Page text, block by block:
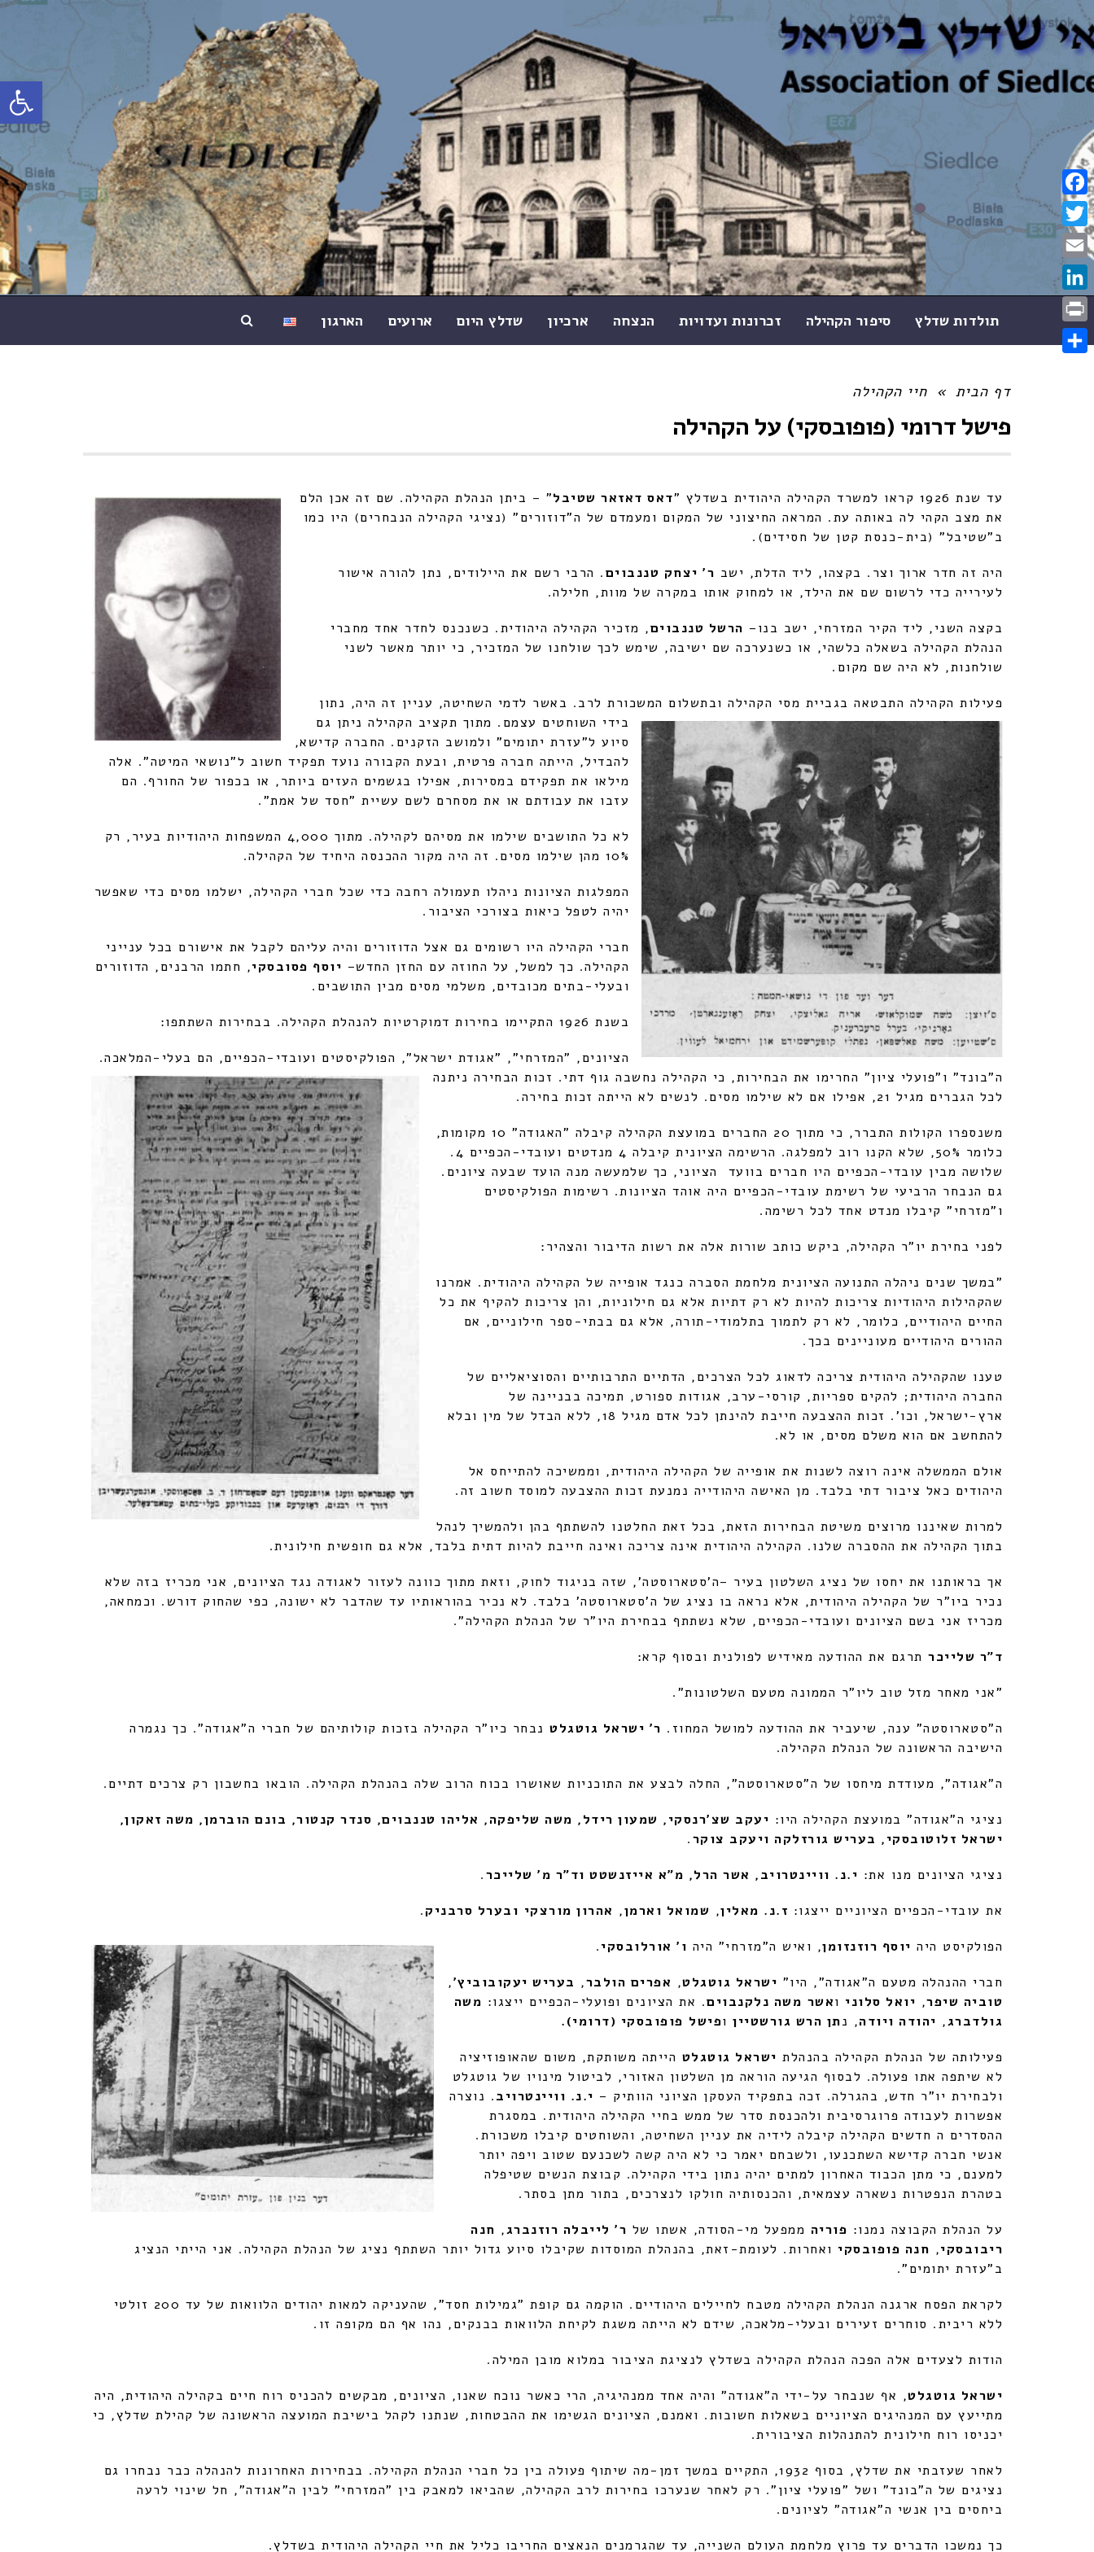
פתח
תולדות שדלץ סיפור הקהילה זכרונות ועדויות הנצחה ארכיון שדלץ היום ארועים הארגון
דף הבית » חיי הקהילה
פישל דרומי (פופובסקי) על הקהילה
עד שנת 1926 קראו למשרד הקהילה היהודית בשדלץ " דאס דאזאר שטיבל" – ביתן הנהלת הקהילה. שם זה אכן הלם
את מצב הקהי לה באותה עת. המראה החיצוני של המקום ומעמדם של ה"דוזורים" (נציגי הקהילה הנבחרים) היו כמו
ב"שטיבל" (בית-כנסת קטן של חסידים).
היה זה חדר ארוך וצר. בקצהו, ליד הדלת, ישב ר' יצחק טננבוים. הרבי רשם את היילודים, נתן להורה אישור
לעירייה כדי לרשום שם את הילד, או למחוק אותו במקרה של מוות, חלילה.
בקצה השני, ליד הקיר המזרחי, ישב בנו– הרשל טננבוים, מזכיר הקהילה היהודית. כשנכנס לחדר אחד מחברי
הנהלת הקהילה בשאלה כלשהי, או כשנערכה שם ישיבה, שימש לכך שולחנו של המזכיר, כי יותר מאשר לשני
שולחנות, לא היה שם מקום.
פעילות הקהילה התבטאה בגביית מסי הקהילה ובתשלום המשכורת לרב. באשר לדמי השחיטה, עניין זה היה, נתון
בידי השוחטים עצמם. מתוך תקציב הקהילה ניתן גם
סיוע ל"עזרת יתומים" ולמושב הזקנים. החברה קדישא,
להבדיל, הייתה חברה פרטית, ובעת הקבורה נועד תפקיד חשוב ל"נושאי המיטה". אלה
מילאו את תפקידם במסירות, אפילו בגשמים העזים ביותר, או בכפור של החורף. הם
עזבו את עבודתם או את מסחרם לשם עשיית "חסד של אמת".
לא כל התושבים שילמו את מסיהם לקהילה. מתוך 4,000 המשפחות היהודיות בעיר, רק
10% מהן שילמו מסים. זה היה מקור ההכנסה היחיד של הקהילה.
המפלגות הציונות ניהלו תעמולה רחבה כדי שכל חברי הקהילה, ישלמו מסים כדי שאפשר
יהיה לטפל כיאות בצורכי הציבור.
חברי הקהילה היו רשומים גם אצל הדוזורים והיה עליהם לקבל את אישורם בכל ענייני
הקהילה. כך למשל, על החוזה עם החזן החדש– יוסף פסובסקי, חתמו הרבנים, הדוזורים
ובעלי-בתים מכובדים, משלמי מסים מבין התושבים.
בשנת 1926 התקיימו בחירות דמוקרטיות להנהלת הקהילה. בבחירות השתתפו:
הציונים, "המזרחי", "אגודת ישראל", הפולקיסטים ועובדי-הכפיים, הם בעלי-המלאכה.
ה"בונד" ו"פועלי ציון" החרימו את הבחירות, כי הקהילה נחשבה גוף דתי. זכות הבחירה ניתנה
לכל הגברים מגיל 21, אפילו אם לא שילמו מסים. לנשים לא הייתה זכות בחירה.
משנספרו הקולות התברר, כי מתוך 20 החברים במועצת הקהילה קיבלה "האגודה" 10 מקומות,
כלומר 50%, שלא הקנו רוב למפלגה. הרשימה הציונית קיבלה 4 מנדטים ועובדי-הכפיים 4.
שלושה מבין עובדי-הכפיים היו חברים בוועד הציוני, כך שלמעשה מנה הועד שבעה ציונים.
גם הנבחר הרביעי של רשימת עובדי-הכפיים היה אוהד הציונות. רשימות הפולקיסטים
ו"מזרחי" קיבלו מנדט אחד לכל רשימה.
לפני בחירת יו"ר הקהילה, ביקש כותב שורות אלה את רשות הדיבור והצהיר:
"במשך שנים ניהלה התנועה הציונית מלחמת הסברה כנגד אופייה של הקהילה היהודית. אמרנו
שהקהילות היהודיות צריכות להיות לא רק דתיות אלא גם חילוניות, והן צריכות להקיף את כל
החיים היהודיים, כלומר, לא רק לתמוך בתלמודי-תורה, אלא גם בבתי-ספר חילוניים, אם
ההורים היהודיים מעוניינים בכך.
טענו שהקהילה היהודית צריכה לדאוג לכל הצרכים, הדתיים התרבותיים והסוציאליים של
החברה היהודית; להקים ספריות, קורסי-ערב, אגודות ספורט, תמיכה בבניינה של
ארץ-ישראל, וכו'. זכות ההצבעה חייבת להינתן לכל אדם מגיל 18, ללא הבדל של מין ובלא
להתחשב אם הוא משלם מסים, או לא.
אולם הממשלה אינה רוצה לשנות את אופייה של הקהילה היהודית, וממשיכה להתייחס אל
היהודים כאל ציבור דתי בלבד. מן האישה היהודייה נמנעת זכות ההצבעה למוסד חשוב זה.
למרות שאיננו מרוצים משיטת הבחירות הזאת, בכל זאת החלטנו להשתתף בהן ולהמשיך לנהל
בתוך הקהילה את ההסברה שלנו. הקהילה היהודית אינה צריכה ואינה חייבת להיות דתית בלבד, אלא גם חופשית חילונית.
אך בראותנו את יחסו של נציג השלטון בעיר –ה'סטארוסטה', שזה בניגוד לחוק, וזאת מתוך כוונה לעזור לאגודה נגד הציונים, אני מכריז בזה שלא
נכיר ביו"ר של הקהילה היהודית, אלא נראה בו נציג של ה'סטארוסטה' בלבד. לא נכיר בהוראותיו עד שהדבר לא ישונה, כפי שהחוק דורש. וכמחאה,
מכריז אני בשם הציונים ועובדי-הכפיים, שלא נשתתף בבחירת היו"ר של הנהלת הקהילה".
ד"ר שלייכר תרגם את ההודעה מאידיש לפולנית ובסוף קרא:
"אני מאחר מזל טוב ליו"ר הממונה מטעם השלטונות".
ה"סטארוסטה" ענה, שיעביר את ההודעה למושל המחוז. ר' ישראל גוטגלט נבחר כיו"ר הקהילה בזכות קולותיהם של חברי ה"אגודה". כך נגמרה
הישיבה הראשונה של הנהלת הקהילה.
ה"אגודה", מעודדת מיחסו של ה"סטארוסטה", החלה לבצע את התוכניות שאושרו בכוח הרוב שלה בהנהלת הקהילה. הובאו בחשבון רק צרכים דתיים.
נציגי ה"אגודה" במועצת הקהילה היו: יעקב שצ'רנסקי, שמעון רידל, משה שליפקה, אליהו טננבוים, סנדר קנטור, בונם הוברמן, משה זאקון,
ישראל זלוטובסקי, בעריש גורזלקה ויעקב צוקר.
נציגי הציונים מנו את: י.נ. וויינטרויב, אשר הרל, מ"א אייזנשטט וד"ר מ' שלייכר.
את עובדי-הכפיים הציוניים ייצגו: ז.נ. מאלין, שמואל וארמן, אהרון מורצקי ובערל סרבניק.
הפולקיסט היה יוסף רוזנזומן, ואיש ה"מזרחי" היה ו' אורלובסקי.
חברי ההנהלה מטעם ה"אגודה", היו" ישראל גוטגלט, אפרים הולבר, בעריש יעקובוביץ',
טוביה שיפר, יואל סלוני ואשר משה נלקנבוים. את הציונים ופועלי-הכפיים ייצגו: משה
גולדברג, יהודה ויודה, נתן הרש גורשטיין ופישל פופובסקי (דרומי).
פעילותה של הנהלת הקהילה בהנהלת ישראל גוטגלט הייתה משותקת, משום שהאופוזיציה
לא שיתפה אתו פעולה. לבסוף הגיעה הוראה מן השלטון האזורי, לביטול מינויו של גוטגלט
ולבחירת יו"ר חדש, בהגרלה. זכה בתפקיד העסקן הציוני הוותיק – י.נ. וויינטרויב. נוצרה
אפשרות לעבודה פרוגרסיבית ולהכנסת סדר של ממש בחיי הקהילה היהודית. במסגרת
ההסדרים ה חדשים הקהילה קיבלה לידיה את עניין השחיטה, והשוחטים קיבלו משכורת.
אנשי חברה קדישא השתכנעו, ולשבחם יאמר כי לא היה קשה לשכנעם שטוב ויפה יותר
למענם, כי מתן הכבוד האחרון למתים יהיה נתון בידי הקהילה. קבוצת הנשים שטיפלה
בטהרת הנפטרות נשארה עצמאית, והכנסותיה חולקו לנצרכים, בתור מתן בסתר.
על הנהלת הקבוצה נמנו: פוריה ממפעל מי-הסודה, אשתו של ר' לייבלה רוזנברג, חנה
ריבובסקי, חנה פופובסקי ואחרות. לעומת-זאת, בהנהלת המוסדות שקיבלו סיוע גדול יותר השתתף נציג של הנהלת הקהילה. אני הייתי הנציג
ב"עזרת יתומים".
לקראת הפסח ארגנה הנהלת הקהילה מטבח לחיילים היהודיים. הוקמה גם קופת "גמילות חסד", שהעניקה למאות יהודים הלוואות של עד 200 זולטי
ללא ריבית. סוחרים זעירים ובעלי-מלאכה, שידם לא הייתה משגת לקיחת הלוואות בבנקים, נהו אף הם מקופה זו.
הודות לצעדים אלה הפכה הנהלת הקהילה בשדלץ לנציגת הציבור במלוא מובן המילה.
ישראל גוטגלט, אף שנבחר על-ידי ה"אגודה" והיה אחד ממנהיגיה, הרי כאשר נוכח שאנו, הציונים, מבקשים להכניס רוח חיים בקהילה היהודית, היה
מתייעץ עם המנהיגים הציוניים בשאלות חשובות. ואמנם, הציונים הגשימו את ההבטחות, שנתנו לקהל בישיבת המועצה הראשונה של קהילת שדלץ, כי
יכניסו רוח חילונית להתנהלות הציבורית.
לאחר שעזבתי את שדלץ, בסוף 1932, התקיים במשך זמן-מה שיתוף פעולה בין כל חברי הנהלת הקהילה. בבחירות האחרונות להנהלה כבר נבחרו גם
נציגים של ה"בונד" ושל "פועלי ציון". רק לאחר שנערכו בחירות לרב הקהילה, שהביאו למאבק בין "המזרחי" לבין ה"אגודה", חל שינוי לרעה
ביחסים בין אנשי ה"אגודה" לציונים.
כך נמשכו הדברים עד פרוץ מלחמת העולם השנייה, עד שהגרמנים הנאצים החריבו כליל את חיי הקהילה היהודית בשדלץ.
Facebook
Twitter
Email
LinkedIn
Print